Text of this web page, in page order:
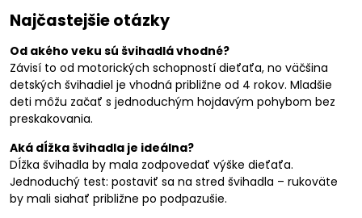
Najčastejšie otázky
Od akého veku sú švihadlá vhodné?
Závisí to od motorických schopností dieťaťa, no väčšina
detských švihadiel je vhodná približne od 4 rokov. Mladšie
deti môžu začať s jednoduchým hojdavým pohybom bez
preskakovania.
Aká dĺžka švihadla je ideálna?
Dĺžka švihadla by mala zodpovedať výške dieťaťa.
Jednoduchý test: postaviť sa na stred švihadla – rukoväte
by mali siahať približne po podpazušie.